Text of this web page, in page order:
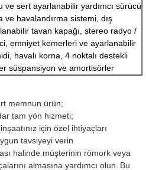
ve sert ayarlanabilir yardımcı sürücü
ve havalandırma sistemi, dış
tavan kapağı, stereo radyo /
emniyet kemerleri ve ayarlanabilir
havalı korna, 4 noktalı destekli
süspansiyon ve amortisörler
memnun ürün;
tam yön hizmeti;
için özel ihtiyaçları
tavsiyeyi verin
halinde müşterinin römork veya
almasına yardımcı olun. Bu